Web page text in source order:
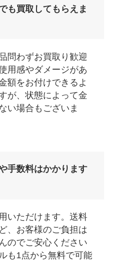
も買取してもらえま
問わずお買取り歓迎
用感やダメージがあ
額をお付けできるよ
が、状態によって金
い場合もございま
手数料はかかります
いただけます。送料
、お客様のご負担は
のでご安心ください
も1点から無料で可能